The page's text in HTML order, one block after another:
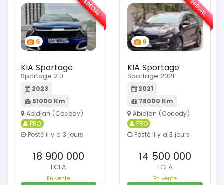
6
KIA Sportage
Sportage 2.0
2023
51000 Km
Abidjan (Cocody)
PRO
Posté il y a 3 jours
18 900 000
FCFA
En vente
SPÉCIAL
6
KIA Sportage
Sportage 2021
2021
78000 Km
Abidjan (Cocody)
PRO
Posté il y a 3 jours
14 500 000
FCFA
En vente
SPÉCIAL